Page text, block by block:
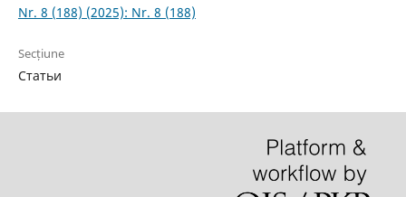
Nr. 8 (188) (2025): Nr. 8 (188)
Secțiune
Статьи